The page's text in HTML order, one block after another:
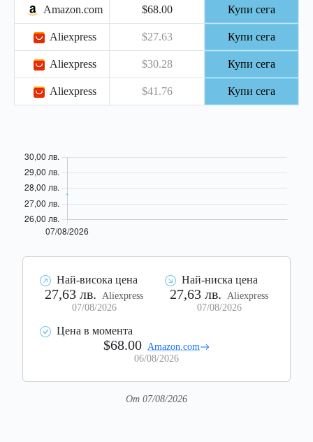
Amazon.com $68.00 Купи сега
Aliexpress $27.63 Купи сега
Aliexpress $30.28 Купи сега
Aliexpress $41.76 Купи сега
Най-висока цена
27,63 лв.
Aliexpress
07/08/2026
Най-ниска цена
27,63 лв.
Aliexpress
07/08/2026
Цена в момента
$68.00 Amazon.com
06/08/2026
От 07/08/2026